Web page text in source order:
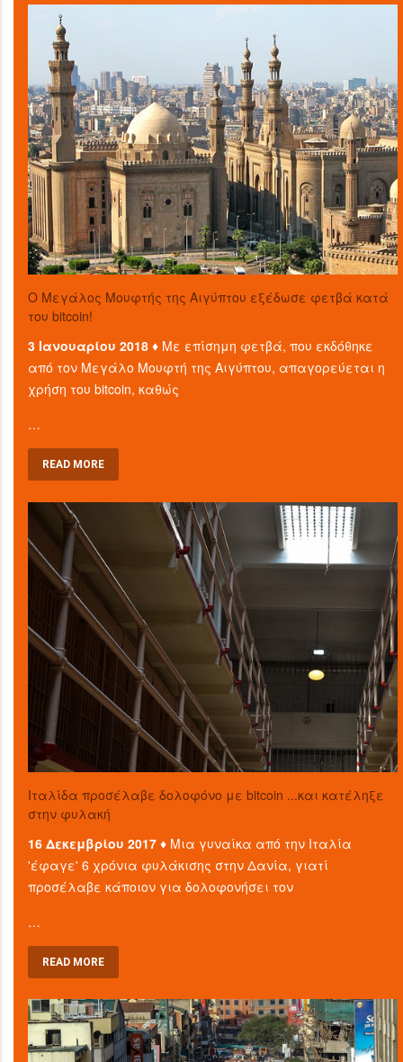
O Μεγάλος Μουφτής της Αιγύπτου εξέδωσε φετβά κατά
του bitcoin!
3 Ιανουαρίου 2018 ♦ Με επίσημη φετβά, που εκδόθηκε
από τον Μεγάλο Μουφτή της Αιγύπτου, απαγορεύεται η
χρήση του bitcoin, καθώς
…
READ MORE
Ιταλίδα προσέλαβε δολοφόνο με bitcoin ...και κατέληξε
στην φυλακή
16 Δεκεμβρίου 2017 ♦ Μια γυναίκα από την Ιταλία
'έφαγε' 6 χρόνια φυλάκισης στην Δανία, γιατί
προσέλαβε κάποιον για δολοφονήσει τον
…
READ MORE